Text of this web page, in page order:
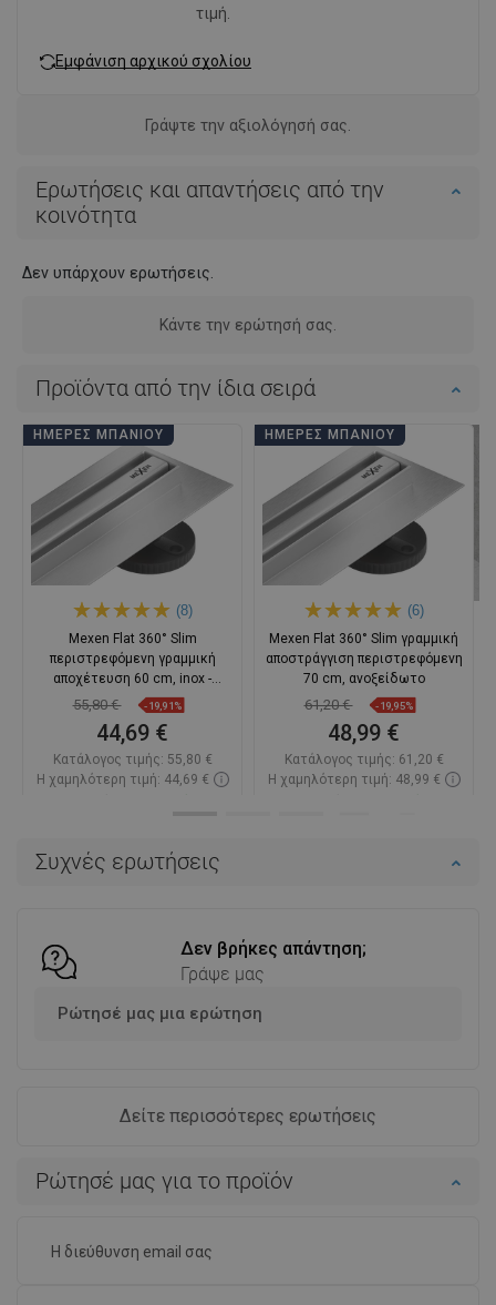
Συχνές ερωτήσεις
Δεν βρήκες απάντηση;
Γράψε μας
Ρώτησέ μας μια ερώτηση
Δείτε περισσότερες ερωτήσεις
τιμή.
Εμφάνιση αρχικού σχολίου
Γράψτε την αξιολόγησή σας.
Ερωτήσεις και απαντήσεις από την
κοινότητα
Δεν υπάρχουν ερωτήσεις.
Κάντε την ερώτησή σας.
Ρώτησέ μας για το προϊόν
Προϊόντα από την ίδια σειρά
ΗΜΈΡΕΣ ΜΠΆΝΙΟΥ
(8)
Mexen Flat 360° Slim
περιστρεφόμενη γραμμική
αποχέτευση 60 cm, inox -
1041060
55,80 € -19,91%
44,69 €
Κατάλογος τιμής: 55,80 €
Η χαμηλότερη τιμή: 44,69 €
ΗΜΈΡΕΣ ΜΠΆΝΙΟΥ
(6)
Mexen Flat 360° Slim γραμμική
αποστράγγιση περιστρεφόμενη
70 cm, ανοξείδωτο
61,20 € -19,95%
48,99 €
Κατάλογος τιμής: 61,20 €
Η χαμηλότερη τιμή: 48,99 €